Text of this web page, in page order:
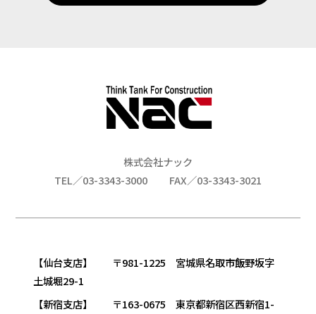
株式会社ナック
TEL／03-3343-3000
FAX／03-3343-3021
【仙台支店】 〒981-1225 宮城県名取市飯野坂字
土城堀29-1
【新宿支店】 〒163-0675 東京都新宿区西新宿1-